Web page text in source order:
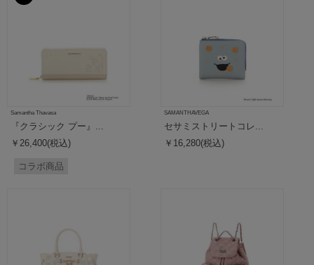
Samantha Thavasa
『クラシック プー』...
￥26,400(税込)
コラボ商品
SAMANTHAVEGA
セサミストリートコレ...
￥16,280(税込)